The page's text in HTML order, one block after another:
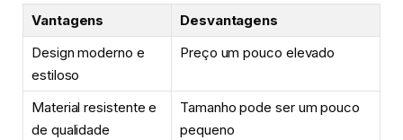
Vantagens
Desvantagens
Design moderno e
estiloso
Preço um pouco elevado
Material resistente e
de qualidade
Tamanho pode ser um pouco
pequeno